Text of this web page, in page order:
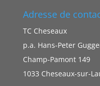
Adresse de
TC Cheseaux
p.a. Hans-Peter
Champ-Pamont 149
1033 Cheseaux-sur-